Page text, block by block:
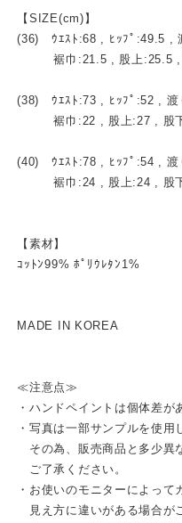
【SIZE(cm)】
(36) ｳｴｽﾄ:68 , ﾋｯﾌﾟ:49.5 ,
裾巾:21.5 , 股上:25.5 ,
(38) ｳｴｽﾄ:73 , ﾋｯﾌﾟ:52 , 渡
裾巾:22 , 股上:27 , 股
(40) ｳｴｽﾄ:78 , ﾋｯﾌﾟ:54 , 渡
裾巾:24 , 股上:24 , 股
【素材】
ｺｯﾄﾝ99% ﾎﾟﾘｳﾚﾀﾝ1%
MADE IN KOREA
≪注意点≫
・ハンドペイントは個体差が
・写真は一部サンプルを使用
その為、販売商品と多少異
ご了承ください。
・お使いのモニターによって
見え方に違いがある場合が